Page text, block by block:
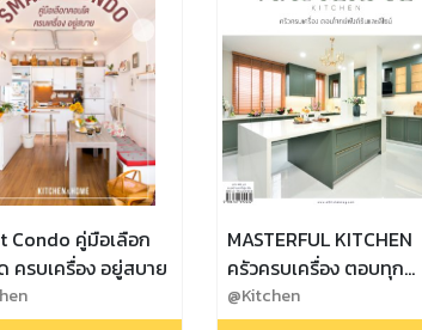
Condo คู่มือเลือก
ครบเครื่อง อยู่สบาย
MASTERFUL KITCHEN
ครัวครบเครื่อง ตอบทุก
โจทย์ทุกฟังก์ชัน
@Kitchen